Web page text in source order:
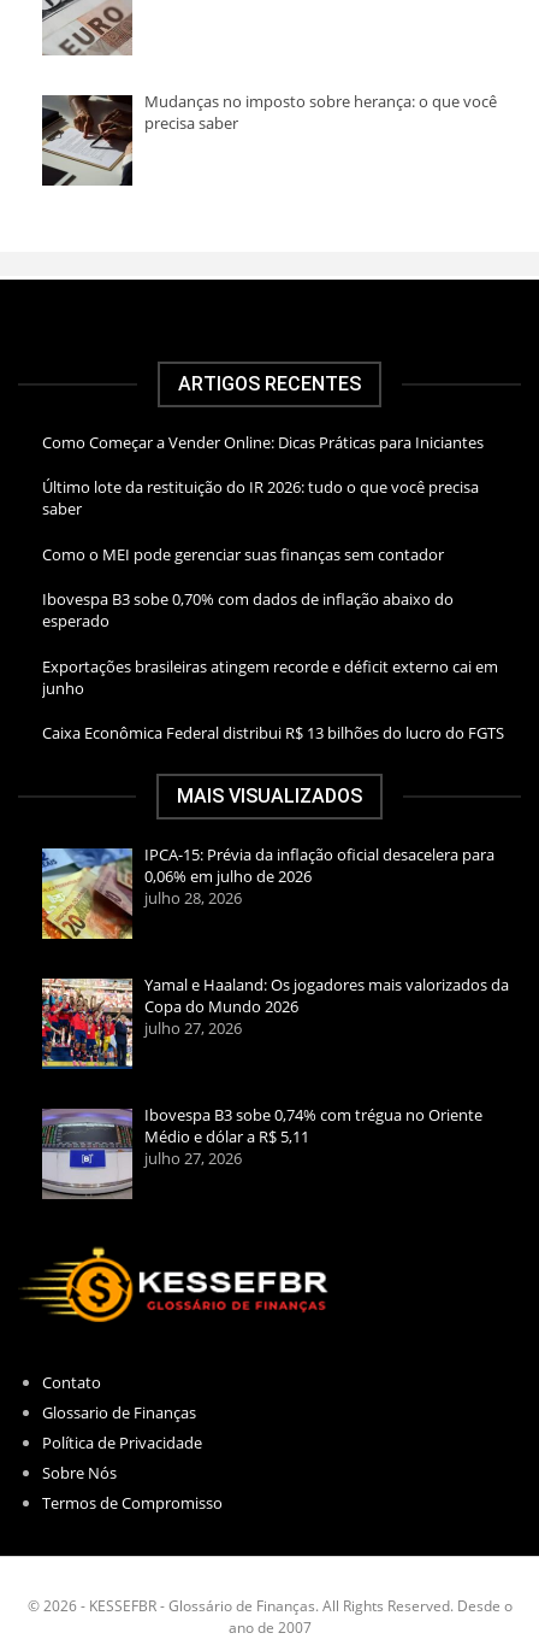
Mudanças no imposto sobre herança: o que você
precisa saber
ARTIGOS RECENTES
Como Começar a Vender Online: Dicas Práticas para Iniciantes
Último lote da restituição do IR 2026: tudo o que você precisa
saber
Como o MEI pode gerenciar suas finanças sem contador
Ibovespa B3 sobe 0,70% com dados de inflação abaixo do
esperado
Exportações brasileiras atingem recorde e déficit externo cai em
junho
Caixa Econômica Federal distribui R$ 13 bilhões do lucro do FGTS
MAIS VISUALIZADOS
IPCA-15: Prévia da inflação oficial desacelera para
0,06% em julho de 2026
julho 28, 2026
Yamal e Haaland: Os jogadores mais valorizados da
Copa do Mundo 2026
julho 27, 2026
Ibovespa B3 sobe 0,74% com trégua no Oriente
Médio e dólar a R$ 5,11
julho 27, 2026
Contato
Glossario de Finanças
Política de Privacidade
Sobre Nós
Termos de Compromisso
© 2026 - KESSEFBR - Glossário de Finanças. All Rights Reserved. Desde o
ano de 2007